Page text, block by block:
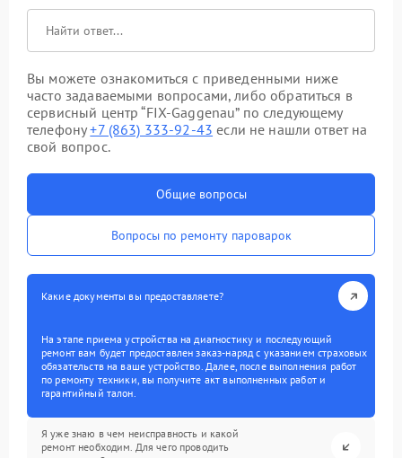
Вы можете ознакомиться с приведенными ниже
часто задаваемыми вопросами, либо обратиться в
сервисный центр “FIX-Gaggenau” по следующему
телефону+7 (863) 333-92-43 если не нашли ответ на
свой вопрос.
Общие вопросы
Вопросы по ремонту пароварок
Какие документы вы предоставляете?
На этапе приема устройства на диагностику и последующий
ремонт вам будет предоставлен заказ-наряд с указанием страховых
обязательств на ваше устройство. Далее, после выполнения работ
по ремонту техники, вы получите акт выполненных работ и
гарантийный талон.
Я уже знаю в чем неисправность и какой
ремонт необходим. Для чего проводить